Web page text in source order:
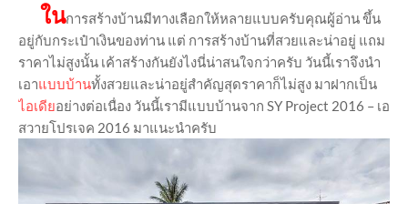
ในการสร้างบ้านมีทางเลือกให้หลายแบบครับคุณผู้อ่าน ขึ้น
อยู่กับกระเป๋าเงินของท่าน แต่ การสร้างบ้านที่สวยและน่าอยู่ แถม
ราคาไม่สูงนั้น เค้าสร้างกันยังไงนี่น่าสนใจกว่าครับ วันนี้เราจึงนำ
เอาแบบบ้านทั้งสวยและน่าอยู่สำคัญสุดราคาก็ไม่สูง มาฝากเป็น
ไอเดียอย่างต่อเนื่อง วันนี้เรามีแบบบ้านจาก SY Project 2016 – เอ
สวายโปรเจค 2016 มาแนะนำครับ